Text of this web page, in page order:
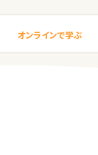
オンラインで学ぶ